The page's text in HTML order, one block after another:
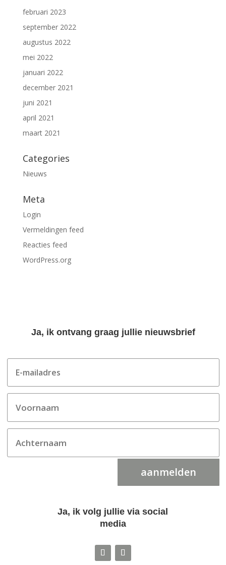
februari 2023
september 2022
augustus 2022
mei 2022
januari 2022
december 2021
juni 2021
april 2021
maart 2021
Categories
Nieuws
Meta
Login
Vermeldingen feed
Reacties feed
WordPress.org
Ja, ik ontvang graag jullie nieuwsbrief
aanmelden
Ja, ik volg jullie via social
media